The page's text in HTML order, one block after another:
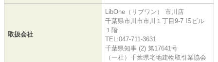
取扱会社
LibOne（リブワン） 市川店
千葉県市川市市川１丁目9-7 ISビル
１階
TEL:047-711-3631
千葉県知事 (2) 第17641号
（一社）千葉県宅地建物取引業協会